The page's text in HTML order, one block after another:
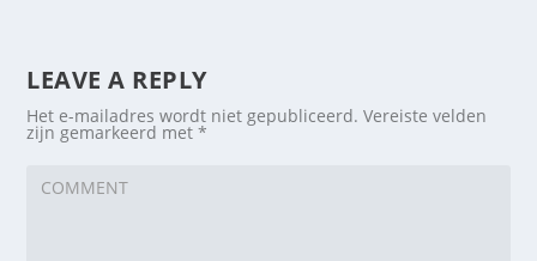
LEAVE A REPLY
Het e-mailadres wordt niet gepubliceerd. Vereiste velden
zijn gemarkeerd met*